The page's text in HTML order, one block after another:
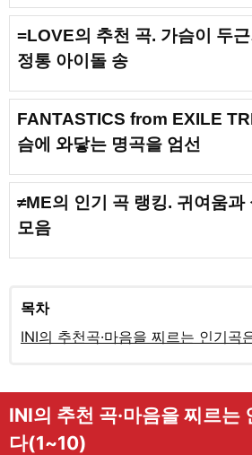
=LOVE의 추천 곡. 가슴이 두
정통 아이돌 송
FANTASTICS from EXILE
슴에 와닿는 명곡을 엄선
≠ME의 인기 곡 랭킹. 귀여움과
모음
목차
INI의 추천곡·마음을 찌르는 인기곡
INI의 추천 곡·마음을 찌르는
다(1~10)